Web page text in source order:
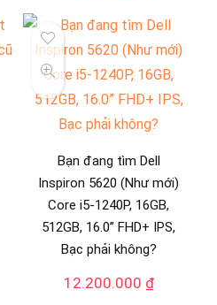
Bạn đang tìm Dell
Inspiron 5620 (Như mới)
Core i5-1240P, 16GB,
512GB, 16.0” FHD+ IPS,
Bạc phải không?
12.200.000 ₫